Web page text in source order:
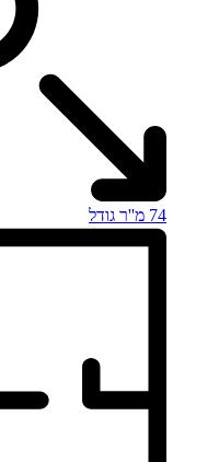
74 מ''ר גודל